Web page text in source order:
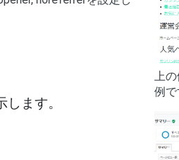
ます。
上の
例で